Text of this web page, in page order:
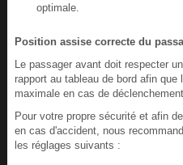
optimale.
Position assise correcte du
Le passager avant doit respecter
rapport au tableau de bord afin
maximale en cas de déclenchement.
Pour votre propre sécurité et afin
en cas d'accident, nous
les réglages suivants :